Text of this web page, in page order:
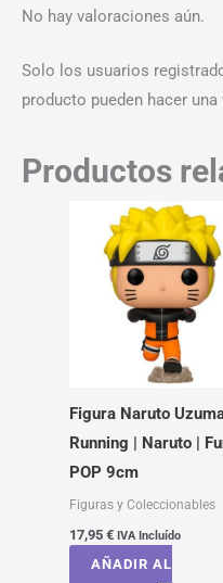
No hay valoraciones aún.
Solo los usuarios
producto pueden hacer
Productos
Figura Naruto
Running | Naruto |
POP 9cm
Figuras y Coleccionables
17,95 € IVA Incluído
AÑADIR AL